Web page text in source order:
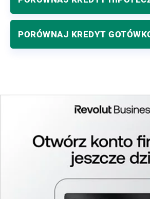
PORÓWNAJ KREDYT